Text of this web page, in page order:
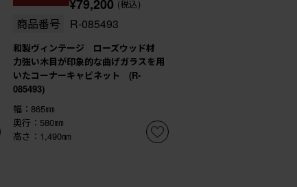
¥79,200 (税込)
商品番号 R-085493
和製ヴィンテージ ローズウッド材
力強い木目が印象的な曲げガラスを用
いたコーナーキャビネット (R-
085493)
幅：865㎜
奥行：580㎜
高さ：1,490㎜